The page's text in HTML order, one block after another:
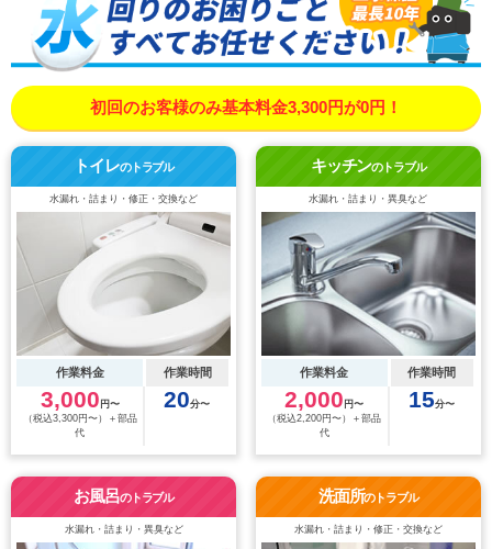
初回のお客様のみ基本料金3,300円が0円！
トイレのトラブル
水漏れ・詰まり・修正・交換など
作業料金 作業時間
3,000 円〜
（税込3,300円〜）＋部品
代
20分〜
キッチンのトラブル
水漏れ・詰まり・異臭など
作業料金 作業時間
2,000 円〜
（税込2,200円〜）＋部品
代
15分〜
お風呂のトラブル
水漏れ・詰まり・異臭など
洗面所のトラブル
水漏れ・詰まり・修正・交換など